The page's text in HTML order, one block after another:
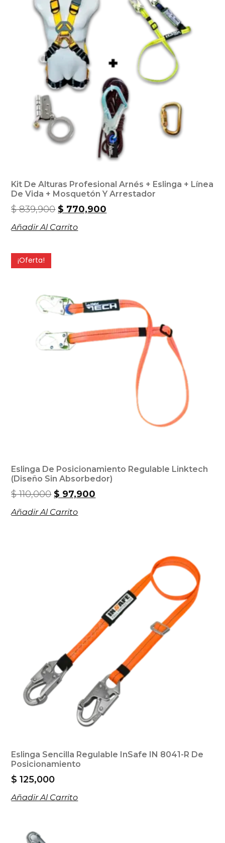
Kit De Alturas Profesional Arnés + Eslinga + Línea
De Vida + Mosquetón Y Arrestador
$839,900 $ 770,900
Añadir Al Carrito
¡Oferta!
Eslinga De Posicionamiento Regulable Linktech
(Diseño Sin Absorbedor)
$110,000 $ 97,900
Añadir Al Carrito
Eslinga Sencilla Regulable InSafe IN 8041-R De
Posicionamiento
$ 125,000
Añadir Al Carrito